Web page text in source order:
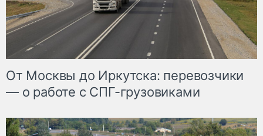
От Москвы до Иркутска: перевозчики
— о работе с СПГ-грузовиками